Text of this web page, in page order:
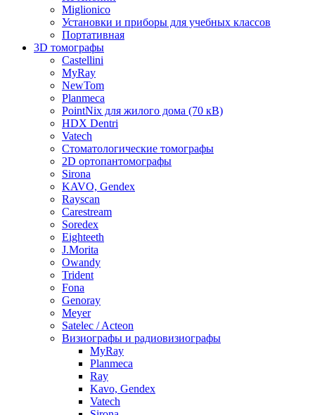
Miglionico
Установки и приборы для учебных классов
Портативная
3D томографы
Castellini
MyRay
NewTom
Planmeca
PointNix для жилого дома (70 кВ)
HDX Dentri
Vatech
Стоматологические томографы
2D ортопантомографы
Sirona
KAVO, Gendex
Rayscan
Carestream
Soredex
Eighteeth
J.Morita
Owandy
Trident
Fona
Genoray
Meyer
Satelec / Acteon
Визиографы и радиовизиографы
MyRay
Planmeca
Ray
Kavo, Gendex
Vatech